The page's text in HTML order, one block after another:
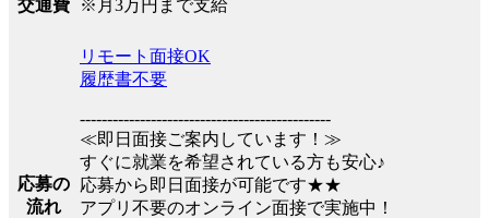
交通費 ※月3万円まで支給
応募の
流れ
リモート面接OK
履歴書不要
----------------------------------------------
≪即日面接ご案内しています！≫
すぐに就業を希望されている方も安心♪
応募から即日面接が可能です★★
アプリ不要のオンライン面接で実施中！